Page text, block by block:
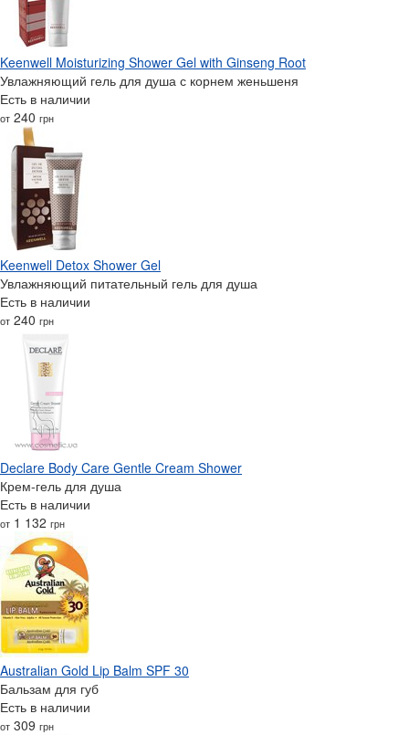
Keenwell Moisturizing Shower Gel with Ginseng Root
Увлажняющий гель для душа с корнем женьшеня
Есть в наличии
от 240 грн
Keenwell Detox Shower Gel
Увлажняющий питательный гель для душа
Есть в наличии
от 240 грн
Declare Body Care Gentle Cream Shower
Крем-гель для душа
Есть в наличии
от 1 132 грн
Australian Gold Lip Balm SPF 30
Бальзам для губ
Есть в наличии
от 309 грн